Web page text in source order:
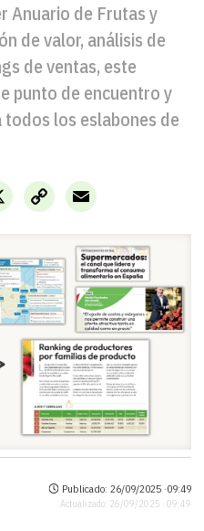
Anuario de Frutas y
de valor, análisis de
de ventas, este
punto de encuentro y
los eslabones de
X
Copy
Link
Email
Publicado: 26/09/2025 ·09:49
Actualizado: 26/09/2025 · 09:49